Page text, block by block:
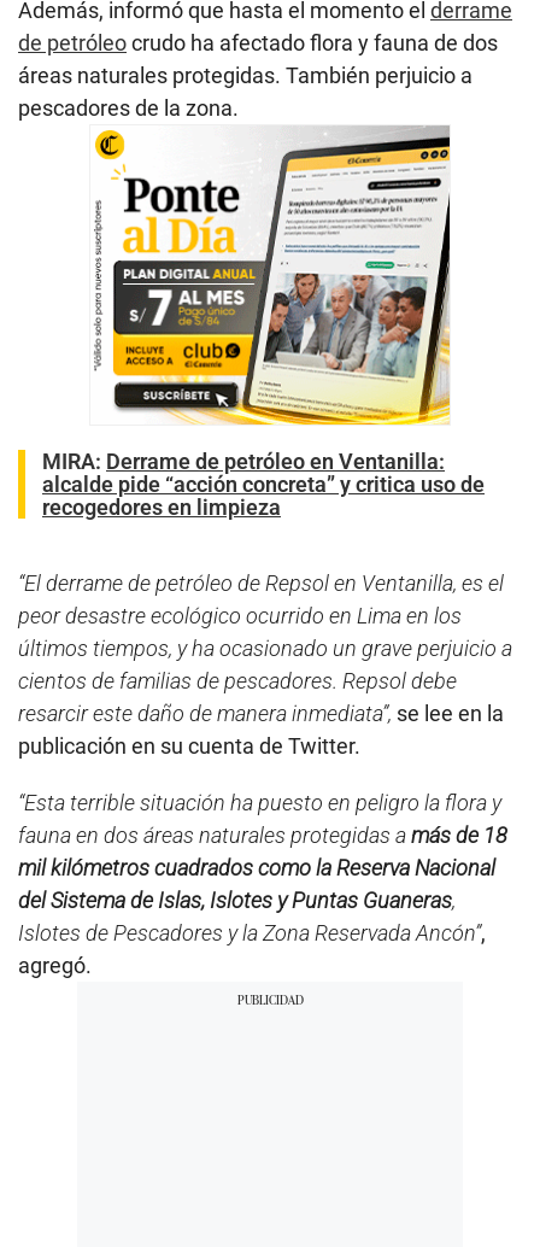
Además, informó que hasta el momento el derrame
de petróleocrudo ha afectado flora y fauna de dos
áreas naturales protegidas. También perjuicio a
pescadores de la zona.
MIRA: Derrame de petróleo en Ventanilla:
alcalde pide “acción concreta” y critica uso de
recogedores en limpieza
“El derrame de petróleo de Repsol en Ventanilla, es el
peor desastre ecológico ocurrido en Lima en los
últimos tiempos, y ha ocasionado un grave perjuicio a
cientos de familias de pescadores. Repsol debe
resarcir este daño de manera inmediata”, se lee en la
publicación en su cuenta de Twitter.
“Esta terrible situación ha puesto en peligro la flora y
fauna en dos áreas naturales protegidas amás de 18
mil kilómetros cuadrados como la Reserva Nacional
del Sistema de Islas, Islotes y Puntas Guaneras,
Islotes de Pescadores y la Zona Reservada Ancón”,
agregó.